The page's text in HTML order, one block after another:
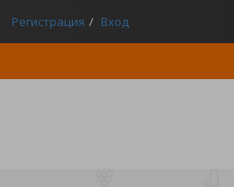
Регистрация Вход